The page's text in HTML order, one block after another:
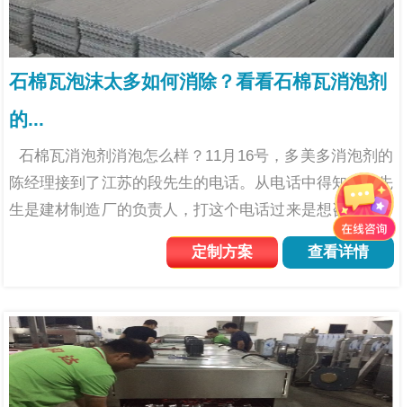
石棉瓦泡沫太多如何消除？看看石棉瓦消泡剂
的...
石棉瓦消泡剂消泡怎么样？11月16号，多美多消泡剂的
陈经理接到了江苏的段先生的电话。从电话中得知，段先
生是建材制造厂的负责人，打这个电话过来是想咨询石棉
瓦消泡剂的。 石棉瓦作为建筑物屋顶的材料，绝热隔音
定制方案 查看详情